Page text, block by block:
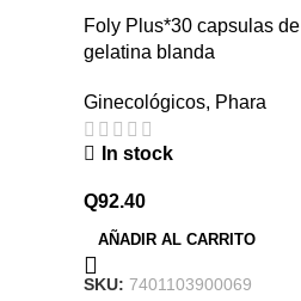
Foly Plus*30 capsulas de
gelatina blanda
Ginecológicos, Phara
In stock
Q92.40
AÑADIR AL CARRITO
SKU: 7401103900069